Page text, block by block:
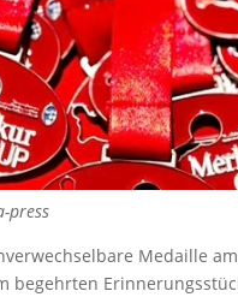
press
Medaille
begehrten